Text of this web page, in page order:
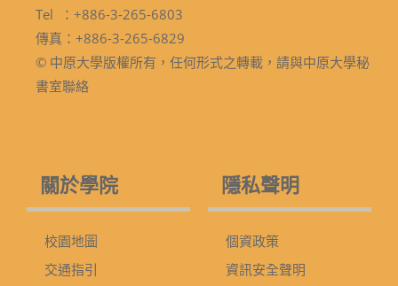
Tel ：+886-3-265-6803
傳真：+886-3-265-6829
© 中原大學版權所有，任何形式之轉載，請與中原大學秘
書室聯絡
關於學院
校園地圖
交通指引
隱私聲明
個資政策
資訊安全聲明